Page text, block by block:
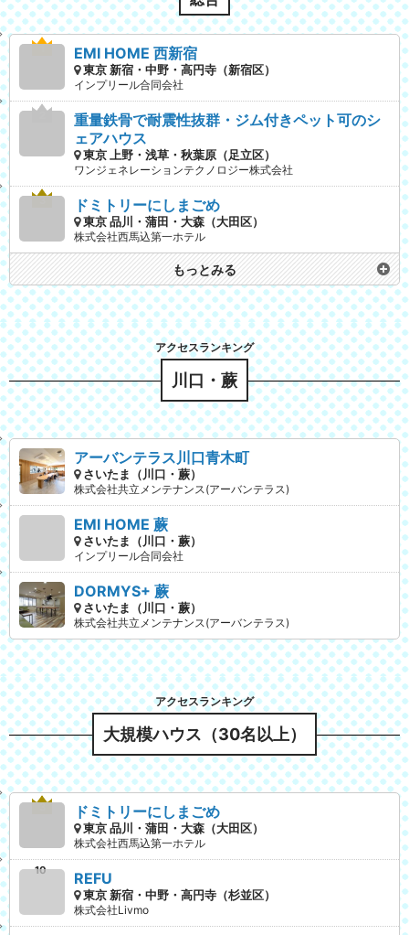
EMI HOME 西新宿
東京 新宿・中野・高円寺（新宿区）
インプリール合同会社
重量鉄骨で耐震性抜群・ジム付きペット可のシ
ェアハウス
東京 上野・浅草・秋葉原（足立区）
ワンジェネレーションテクノロジー株式会社
ドミトリーにしまごめ
東京 品川・蒲田・大森（大田区）
株式会社西馬込第一ホテル
もっとみる
川口・蕨
アーバンテラス川口青木町
さいたま（川口・蕨）
株式会社共立メンテナンス(アーバンテラス)
EMI HOME 蕨
さいたま（川口・蕨）
インプリール合同会社
DORMYS+ 蕨
さいたま（川口・蕨）
株式会社共立メンテナンス(アーバンテラス)
大規模ハウス（30名以上）
ドミトリーにしまごめ
東京 品川・蒲田・大森（大田区）
株式会社西馬込第一ホテル
REFU
東京 新宿・中野・高円寺（杉並区）
株式会社Livmo